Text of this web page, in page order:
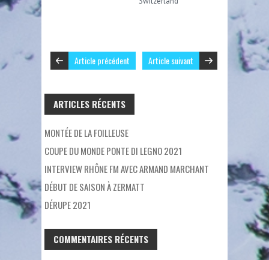
Article précédent Article suivant
ARTICLES RÉCENTS
MONTÉE DE LA FOILLEUSE
COUPE DU MONDE PONTE DI LEGNO 2021
INTERVIEW RHÔNE FM AVEC ARMAND MARCHANT
DÉBUT DE SAISON À ZERMATT
DÉRUPE 2021
COMMENTAIRES RÉCENTS